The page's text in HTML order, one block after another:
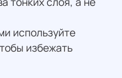
используйте
избежать